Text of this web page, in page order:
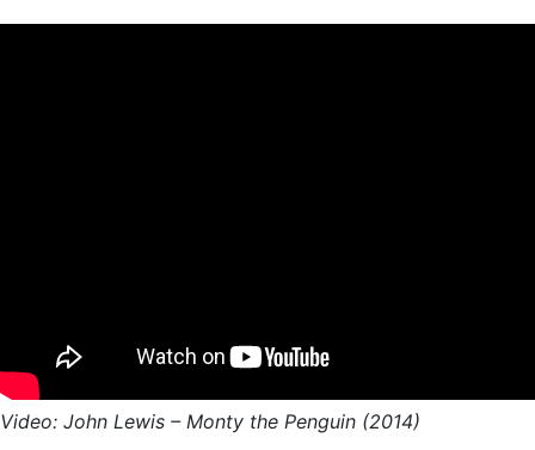
Video: John Lewis – Monty the Penguin (2014)